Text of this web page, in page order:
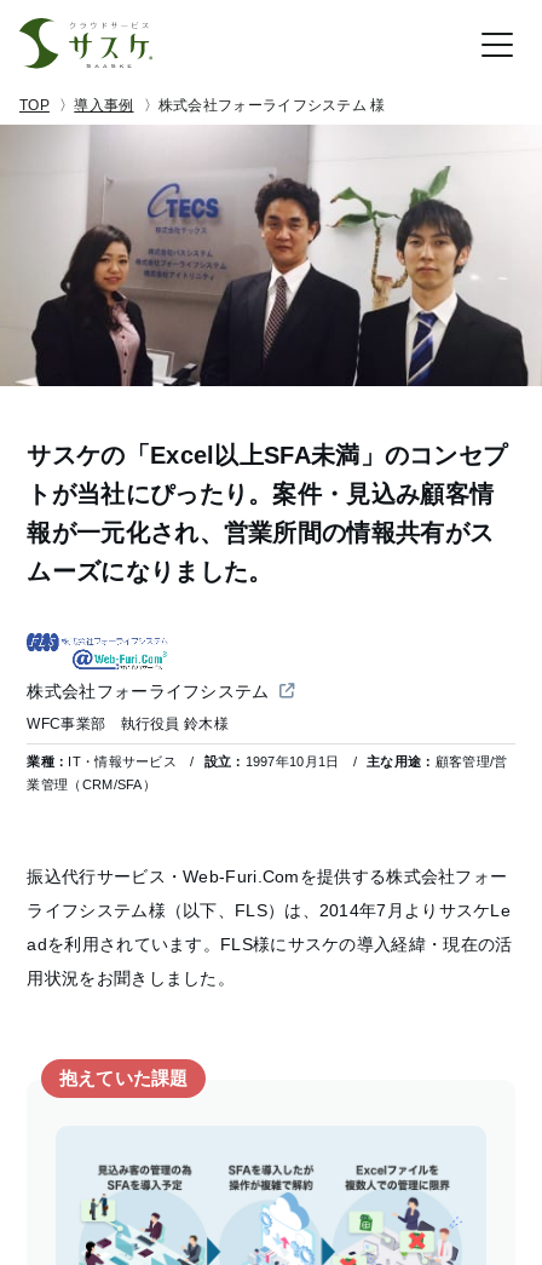
TOP 導入事例 株式会社フォーライフシステム 様
サスケの「Excel以上SFA未満」のコンセプ
トが当社にぴったり。案件・見込み顧客情
報が一元化され、営業所間の情報共有がス
ムーズになりました。
株式会社フォーライフシステム
WFC事業部 執行役員 鈴木様
業種： IT・情報サービス 設立： 1997年10月1日 主な用途： 顧客管理/営
業管理（CRM/SFA）
振込代行サービス・Web-Furi.Comを提供する株式会社フォー
ライフシステム様（以下、FLS）は、2014年7月よりサスケLe
adを利用されています。FLS様にサスケの導入経緯・現在の活
用状況をお聞きしました。
抱えていた課題